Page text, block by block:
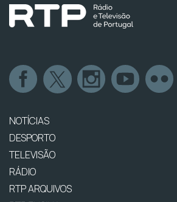
NOTÍCIAS
DESPORTO
TELEVISÃO
RÁDIO
RTP ARQUIVOS